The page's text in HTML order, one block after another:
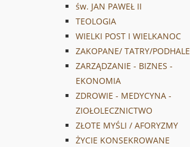
św. JAN PAWEŁ II
TEOLOGIA
WIELKI POST I WIELKANOC
ZAKOPANE/ TATRY/PODHALE
ZARZĄDZANIE - BIZNES -
EKONOMIA
ZDROWIE - MEDYCYNA -
ZIOŁOLECZNICTWO
ZŁOTE MYŚLI / AFORYZMY
ŻYCIE KONSEKROWANE